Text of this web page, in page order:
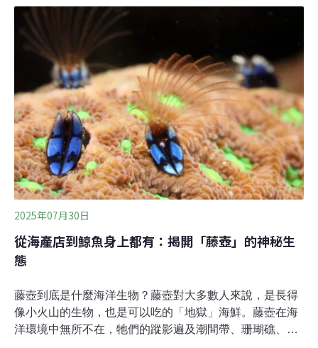
「舊社」範圍、現今核四廠所在地，而這片沙灘也是海米
全球分布範圍最南端的棲地。海米，在未結花穗的季節乍
看似雜草，但它其實是《2017台灣維管束植物紅皮書名
錄》中列載「極危」植物，沙灘現況因工程廢棄物、外來
種入侵，使包含海米等多種濱海原生種植物棲地遭受威
脅。本次志工們齊力移除多達29.3公斤的裂葉月見草，以
在明年春天爭取海米的生存空間。在捲袖之前，迎接志工
們的第一課，是一場與海共生的走讀。屹立百年、厚達
160公分的馬崗石頭厝，是「海景第一排」的視角，也是
「海浪第一排」的生活寫實。201
2025年07月30日
從海產店到鯨魚身上都有：揭開「藤壺」的神秘生
態
藤壺到底是什麼海洋生物？藤壺對大多數人來說，是長得
像小火山的生物，也是可以吃的「地獄」海鮮。藤壺在海
洋環境中無所不在，牠們的蹤影遍及潮間帶、珊瑚礁、淺